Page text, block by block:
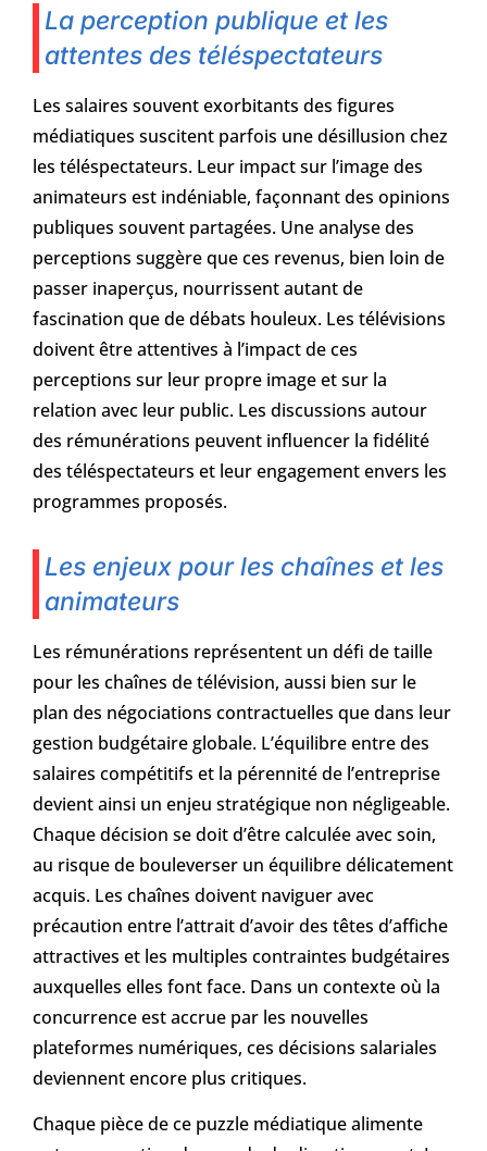
La perception publique et les
attentes des téléspectateurs
Les salaires souvent exorbitants des figures
médiatiques suscitent parfois une désillusion chez
les téléspectateurs. Leur impact sur l’image des
animateurs est indéniable, façonnant des opinions
publiques souvent partagées. Une analyse des
perceptions suggère que ces revenus, bien loin de
passer inaperçus, nourrissent autant de
fascination que de débats houleux. Les télévisions
doivent être attentives à l’impact de ces
perceptions sur leur propre image et sur la
relation avec leur public. Les discussions autour
des rémunérations peuvent influencer la fidélité
des téléspectateurs et leur engagement envers les
programmes proposés.
Les enjeux pour les chaînes et les
animateurs
Les rémunérations représentent un défi de taille
pour les chaînes de télévision, aussi bien sur le
plan des négociations contractuelles que dans leur
gestion budgétaire globale. L’équilibre entre des
salaires compétitifs et la pérennité de l’entreprise
devient ainsi un enjeu stratégique non négligeable.
Chaque décision se doit d’être calculée avec soin,
au risque de bouleverser un équilibre délicatement
acquis. Les chaînes doivent naviguer avec
précaution entre l’attrait d’avoir des têtes d’affiche
attractives et les multiples contraintes budgétaires
auxquelles elles font face. Dans un contexte où la
concurrence est accrue par les nouvelles
plateformes numériques, ces décisions salariales
deviennent encore plus critiques.
Chaque pièce de ce puzzle médiatique alimente